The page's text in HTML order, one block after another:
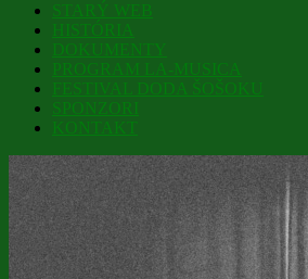
STARÝ WEB
HISTÓRIA
DOKUMENTY
PROGRAM LA-MUSICA
FESTIVAL DODA ŠOŠOKU
SPONZORI
KONTAKT